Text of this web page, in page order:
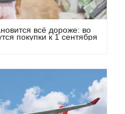
всё дороже: во
покупки к 1 сентября